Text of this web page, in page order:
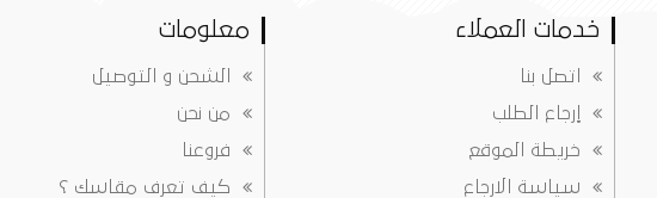
خدمات العملاء
اتصل بنا
إرجاع الطلب
خريطة الموقع
سياسة الارجاع
معلومات
الشحن و التوصيل
من نحن
فروعنا
كيف تعرف مقاسك ؟